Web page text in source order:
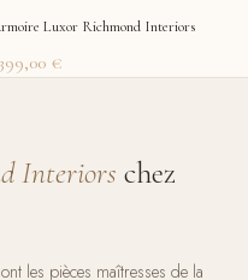
Luxor Richmond Interiors
€
Interiors chez
les pièces maîtresses de la